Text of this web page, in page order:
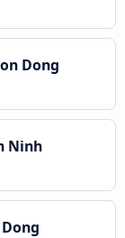
Dong
Ninh